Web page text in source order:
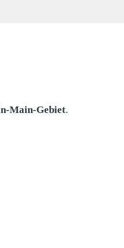
Main-Gebiet.